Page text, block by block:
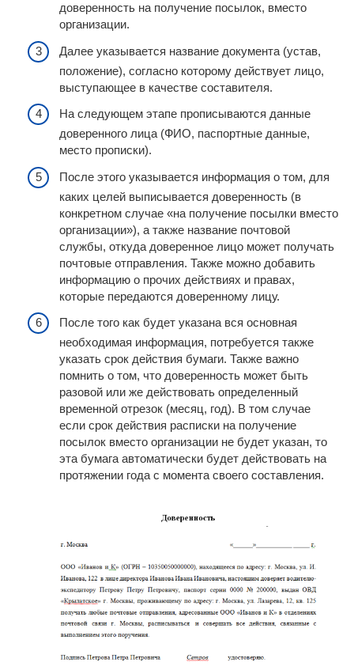
доверенность на получение посылок, вместо
организации.
Далее указывается название документа (устав,
положение), согласно которому действует лицо,
выступающее в качестве составителя.
На следующем этапе прописываются данные
доверенного лица (ФИО, паспортные данные,
место прописки).
После этого указывается информация о том, для
каких целей выписывается доверенность (в
конкретном случае «на получение посылки вместо
организации»), а также название почтовой
службы, откуда доверенное лицо может получать
почтовые отправления. Также можно добавить
информацию о прочих действиях и правах,
которые передаются доверенному лицу.
После того как будет указана вся основная
необходимая информация, потребуется также
указать срок действия бумаги. Также важно
помнить о том, что доверенность может быть
разовой или же действовать определенный
временной отрезок (месяц, год). В том случае
если срок действия расписки на получение
посылок вместо организации не будет указан, то
эта бумага автоматически будет действовать на
протяжении года с момента своего составления.